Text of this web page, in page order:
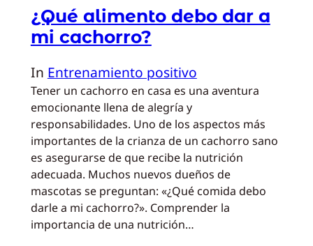
¿Qué alimento debo dar a
mi cachorro?
In Entrenamiento positivo
Tener un cachorro en casa es una aventura
emocionante llena de alegría y
responsabilidades. Uno de los aspectos más
importantes de la crianza de un cachorro sano
es asegurarse de que recibe la nutrición
adecuada. Muchos nuevos dueños de
mascotas se preguntan: «¿Qué comida debo
darle a mi cachorro?». Comprender la
importancia de una nutrición…